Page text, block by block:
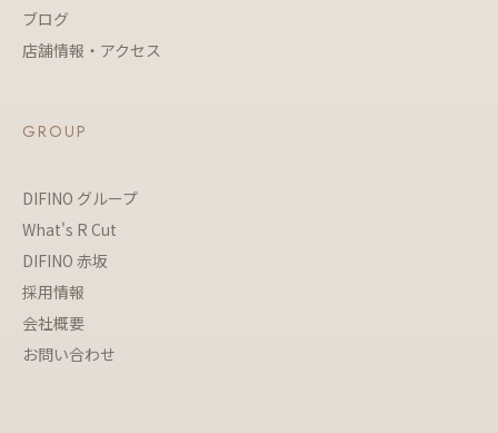
ブログ
店舗情報・アクセス
GROUP
DIFINO グループ
What's R Cut
DIFINO 赤坂
採用情報
会社概要
お問い合わせ